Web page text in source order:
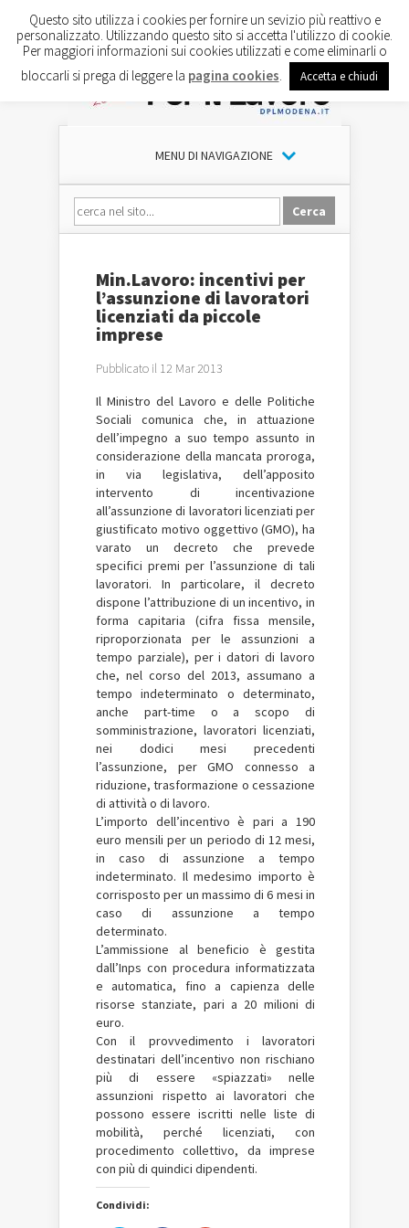
MENU DI NAVIGAZIONE
Min.Lavoro: incentivi per
l’assunzione di lavoratori
licenziati da piccole
imprese
Pubblicato il 12 Mar 2013
Il Ministro del Lavoro e delle Politiche
Sociali comunica che, in attuazione
dell’impegno a suo tempo assunto in
considerazione della mancata proroga,
in via legislativa, dell’apposito
intervento di incentivazione
all’assunzione di lavoratori licenziati per
giustificato motivo oggettivo (GMO), ha
varato un decreto che prevede
specifici premi per l’assunzione di tali
lavoratori. In particolare, il decreto
dispone l’attribuzione di un incentivo, in
forma capitaria (cifra fissa mensile,
riproporzionata per le assunzioni a
tempo parziale), per i datori di lavoro
che, nel corso del 2013, assumano a
tempo indeterminato o determinato,
anche part-time o a scopo di
somministrazione, lavoratori licenziati,
nei dodici mesi precedenti
l’assunzione, per GMO connesso a
riduzione, trasformazione o cessazione
di attività o di lavoro.
L’importo dell’incentivo è pari a 190
euro mensili per un periodo di 12 mesi,
in caso di assunzione a tempo
indeterminato. Il medesimo importo è
corrisposto per un massimo di 6 mesi in
caso di assunzione a tempo
determinato.
L’ammissione al beneficio è gestita
dall’Inps con procedura informatizzata
e automatica, fino a capienza delle
risorse stanziate, pari a 20 milioni di
euro.
Con il provvedimento i lavoratori
destinatari dell’incentivo non rischiano
più di essere «spiazzati» nelle
assunzioni rispetto ai lavoratori che
possono essere iscritti nelle liste di
mobilità, perché licenziati, con
procedimento collettivo, da imprese
con più di quindici dipendenti.
Condividi:
Questo sito utilizza i cookies per fornire un sevizio più reattivo e
personalizzato. Utilizzando questo sito si accetta l'utilizzo di cookie.
Per maggiori informazioni sui cookies utilizzati e come eliminarli o
bloccarli si prega di leggere la pagina cookies Accetta e chiudi